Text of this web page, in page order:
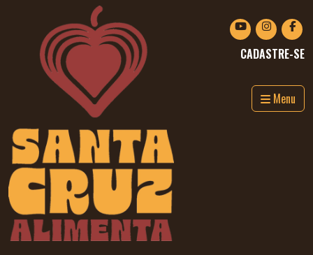
CADASTRE-SE
Menu